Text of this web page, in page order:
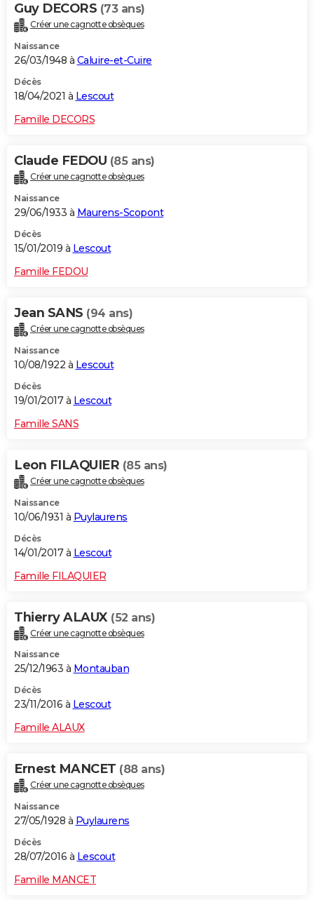
Guy DECORS (73 ans)
Créer une cagnotte obsèques
Naissance
26/03/1948 à Caluire-et-Cuire
Décès
18/04/2021 à Lescout
Famille DECORS
Claude FEDOU (85 ans)
Créer une cagnotte obsèques
Naissance
29/06/1933 à Maurens-Scopont
Décès
15/01/2019 à Lescout
Famille FEDOU
Jean SANS (94 ans)
Créer une cagnotte obsèques
Naissance
10/08/1922 à Lescout
Décès
19/01/2017 à Lescout
Famille SANS
Leon FILAQUIER (85 ans)
Créer une cagnotte obsèques
Naissance
10/06/1931 à Puylaurens
Décès
14/01/2017 à Lescout
Famille FILAQUIER
Thierry ALAUX (52 ans)
Créer une cagnotte obsèques
Naissance
25/12/1963 à Montauban
Décès
23/11/2016 à Lescout
Famille ALAUX
Ernest MANCET (88 ans)
Créer une cagnotte obsèques
Naissance
27/05/1928 à Puylaurens
Décès
28/07/2016 à Lescout
Famille MANCET